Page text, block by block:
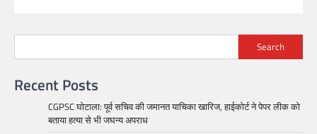
Search
Recent Posts
CGPSC घोटाला: पूर्व सचिव की जमानत याचिका खारिज, हाईकोर्ट ने पेपर लीक को
बताया हत्या से भी जघन्य अपराध